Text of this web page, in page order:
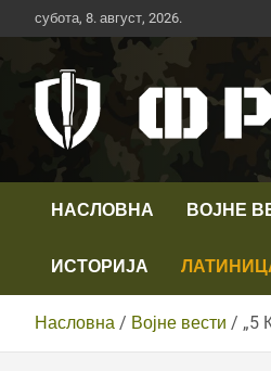
Скип
то
субота, 8. август, 2026.
НАСЛОВНА ВОЈНЕ
ИСТОРИЈА
Насловна Војне вести „5